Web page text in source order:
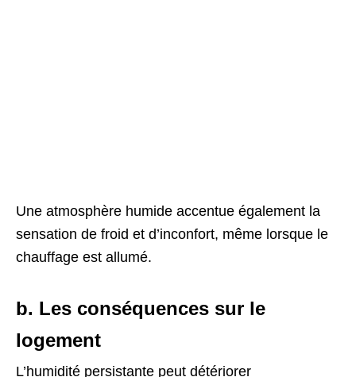
Une atmosphère humide accentue également la
sensation de froid et d’inconfort, même lorsque le
chauffage est allumé.
b. Les conséquences sur le
logement
L’humidité persistante peut détériorer